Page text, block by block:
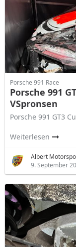
Porsche 991 Race
Porsche 991
VSpronsen
Porsche 991 GT3
Weiterlesen
Albert
9. September